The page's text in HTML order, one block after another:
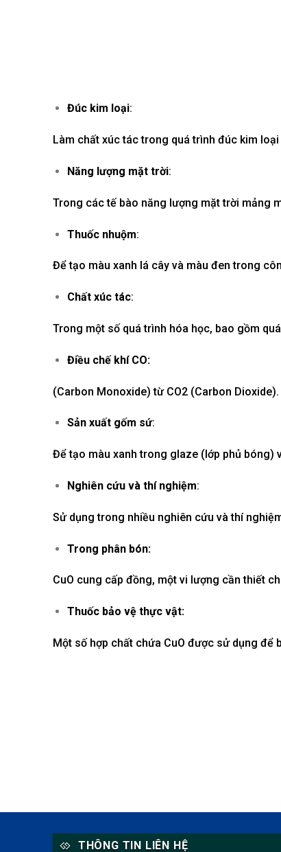
Đúc kim loại:
Làm chất xúc tác trong quá trình đúc kim
Năng lượng mặt trời:
Trong các tế bào năng lượng mặt trời mảng
Thuốc nhuộm:
Để tạo màu xanh lá cây và màu đen trong
Chất xúc tác:
Trong một số quá trình hóa học, bao gồm
Điều chế khí CO:
(Carbon Monoxide) từ CO2 (Carbon Dioxide).
Sản xuất gốm sứ:
Để tạo màu xanh trong glaze (lớp phủ bóng)
Nghiên cứu và thí nghiệm:
Sử dụng trong nhiều nghiên cứu và thí
Trong phân bón:
CuO cung cấp đồng, một vi lượng cần thiết
Thuốc bảo vệ thực vật:
Một số hợp chất chứa CuO được sử dụng để
THÔNG TIN LIÊN HỆ